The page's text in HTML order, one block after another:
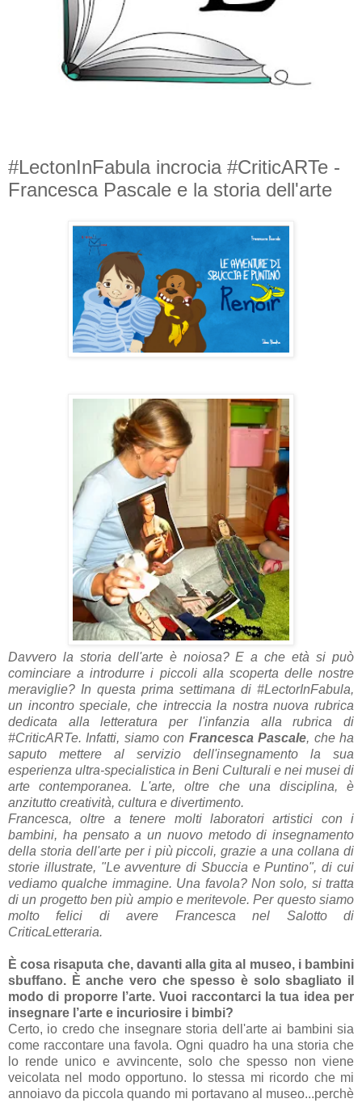
#LectonInFabula incrocia #CriticARTe -
Francesca Pascale e la storia dell'arte
Davvero la storia dell'arte è noiosa? E a che età si può
cominciare a introdurre i piccoli alla scoperta delle nostre
meraviglie? In questa prima settimana di #LectorInFabula,
un incontro speciale, che intreccia la nostra nuova rubrica
dedicata alla letteratura per l'infanzia alla rubrica di
#CriticARTe. Infatti, siamo con Francesca Pascale, che ha
saputo mettere al servizio dell'insegnamento la sua
esperienza ultra-specialistica in Beni Culturali e nei musei di
arte contemporanea. L'arte, oltre che una disciplina, è
anzitutto creatività, cultura e divertimento.
Francesca, oltre a tenere molti laboratori artistici con i
bambini, ha pensato a un nuovo metodo di insegnamento
della storia dell'arte per i più piccoli, grazie a una collana di
storie illustrate, "Le avventure di Sbuccia e Puntino", di cui
vediamo qualche immagine. Una favola? Non solo, si tratta
di un progetto ben più ampio e meritevole. Per questo siamo
molto felici di avere Francesca nel Salotto di
CriticaLetteraria.
È cosa risaputa che, davanti alla gita al museo, i bambini
sbuffano. È anche vero che spesso è solo sbagliato il
modo di proporre l’arte. Vuoi raccontarci la tua idea per
insegnare l’arte e incuriosire i bimbi?
Certo, io credo che insegnare storia dell'arte ai bambini sia
come raccontare una favola. Ogni quadro ha una storia che
lo rende unico e avvincente, solo che spesso non viene
veicolata nel modo opportuno. Io stessa mi ricordo che mi
annoiavo da piccola quando mi portavano al museo...perchè